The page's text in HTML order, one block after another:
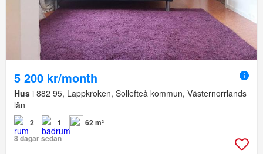
5 200 kr/month
Hus i 882 95, Lappkroken, Sollefteå kommun, Västernorrlands
län
2 1
62 m²
8 dagar sedan